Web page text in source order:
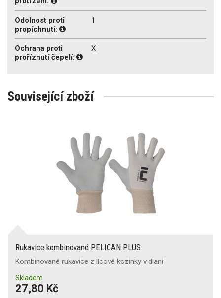
Odolnost proti
propíchnutí:
1
Ochrana proti
proříznutí čepelí:
X
Související zboží
Rukavice kombinované PELICAN PLUS
Kombinované rukavice z lícové kozinky v dlani
Skladem
27,80 Kč